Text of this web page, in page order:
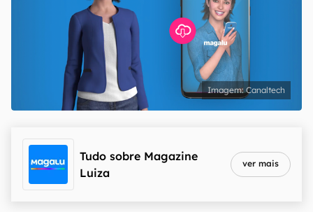
Canaltech
Tudo sobre Magazine
Luiza
ver mais